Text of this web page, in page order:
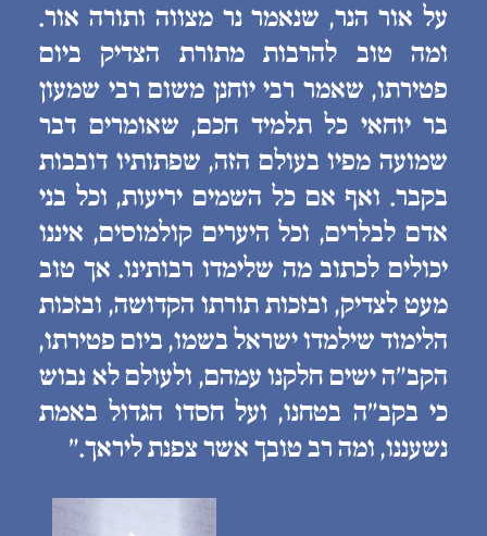
על אור הנר, שנאמר נר מצווה ותורה אור.
ומה טוב להרבות מתורת הצדיק ביום
פטירתו, שאמר רבי יוחנן משום רבי שמעון
בר יוחאי כל תלמיד חכם, שאומרים דבר
שמועה מפיו בעולם הזה, שפתותיו דובבות
בקבר. ואף אם כל השמים יריעות, וכל בני
אדם לבלרים, וכל היערים קולמוסים, איננו
יכולים לכתוב מה שלימדו רבותינו. אך טוב
מעט לצדיק, ובזכות תורתו הקדושה, ובזכות
הלימוד שילמדו ישראל בשמו, ביום פטירתו,
הקב״ה ישים חלקנו עמהם, ולעולם לא נבוש
כי בקב״ה בטחנו, ועל חסדו הגדול באמת
נשעננו, ומה רב טובך אשר צפנת ליראך.״